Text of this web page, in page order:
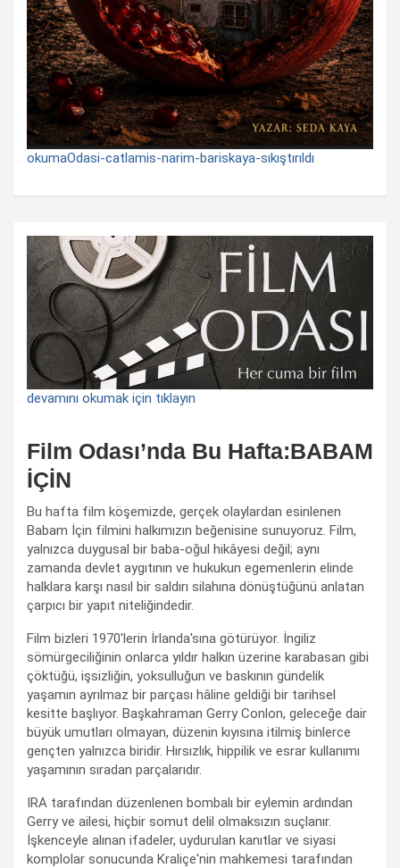
okumaOdasi-catlamis-narim-bariskaya-sıkıştırıldı
devamını okumak için tıklayın
Film Odası’nda Bu Hafta:BABAM
İÇİN
Bu hafta film köşemizde, gerçek olaylardan esinlenen
Babam İçin filmini halkımızın beğenisine sunuyoruz. Film,
yalnızca duygusal bir baba-oğul hikâyesi değil; aynı
zamanda devlet aygıtının ve hukukun egemenlerin elinde
halklara karşı nasıl bir saldırı silahına dönüştüğünü anlatan
çarpıcı bir yapıt niteliğindedir.
Film bizleri 1970'lerin İrlanda'sına götürüyor. İngiliz
sömürgeciliğinin onlarca yıldır halkın üzerine karabasan gibi
çöktüğü, işsizliğin, yoksulluğun ve baskının gündelik
yaşamın ayrılmaz bir parçası hâline geldiği bir tarihsel
kesitte başlıyor. Başkahraman Gerry Conlon, geleceğe dair
büyük umutları olmayan, düzenin kıyısına itilmiş binlerce
gençten yalnızca biridir. Hırsızlık, hippilik ve esrar kullanımı
yaşamının sıradan parçalarıdır.
IRA tarafından düzenlenen bombalı bir eylemin ardından
Gerry ve ailesi, hiçbir somut delil olmaksızın suçlanır.
İşkenceyle alınan ifadeler, uydurulan kanıtlar ve siyasi
komplolar sonucunda Kraliçe'nin mahkemesi tarafından